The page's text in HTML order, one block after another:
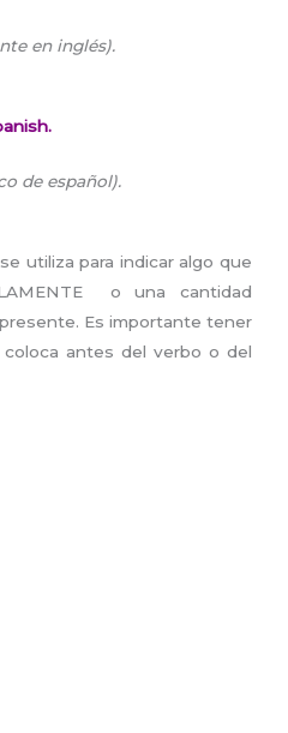
en inglés).
de español).
utiliza para indicar algo que
o una cantidad
Es importante tener
antes del verbo o del